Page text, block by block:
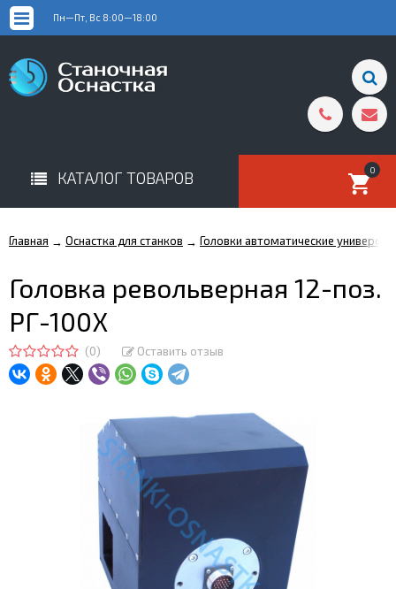
Пн—Пт, Вс 8:00—18:00
КАТАЛОГ ТОВАРОВ 0
Главная → Оснастка для станков → Головки автоматические
Головка револьверная 12-поз.
РГ-100Х
(0) Оставить отзыв